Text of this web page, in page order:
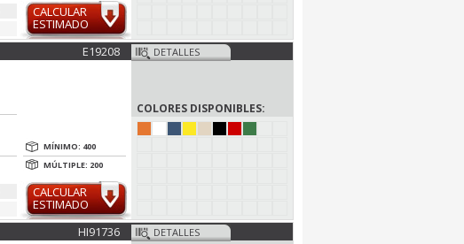
CALCULAR
ESTIMADO
E19208
MÍNIMO: 400
MÚLTIPLE: 200
CALCULAR
ESTIMADO
DETALLES
COLORES DISPONIBLES:
HI91736 DETALLES